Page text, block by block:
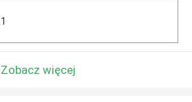
1
Zobacz więcej